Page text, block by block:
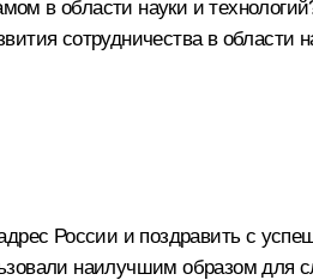
в области науки и
сотрудничества в области
России и поздравить с
наилучшим образом для